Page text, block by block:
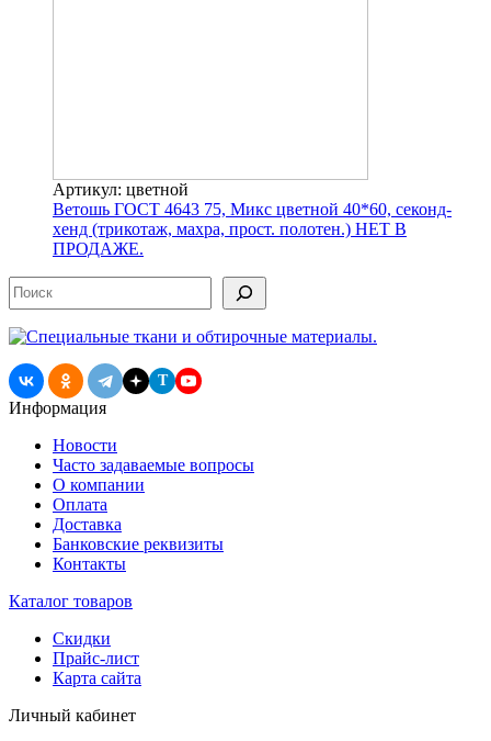
Артикул: цветной
Ветошь ГОСТ 4643 75, Микс цветной 40*60, секонд-
хенд (трикотаж, махра, прост. полотен.) НЕТ В
ПРОДАЖЕ.
Поиск
T
Информация
Новости
Часто задаваемые вопросы
О компании
Оплата
Доставка
Банковские реквизиты
Контакты
Каталог товаров
Скидки
Прайс-лист
Карта сайта
Личный кабинет